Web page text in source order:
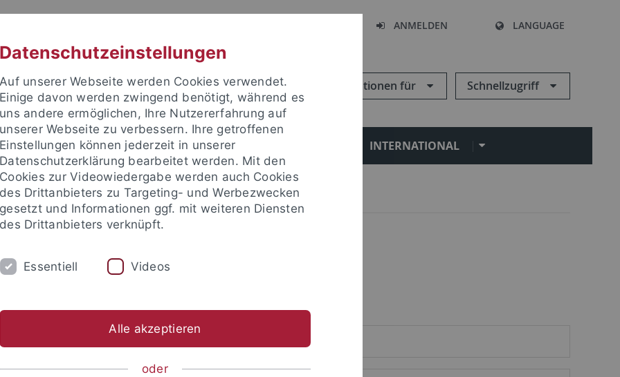
ANMELDEN LANGUAGE
Informationen für Schnellzugriff
FORSCHUNG EINRICHTUNGEN INTERNATIONAL
um sich anzumelden:
Datenschutzeinstellungen
Auf unserer Webseite werden Cookies verwendet.
Einige davon werden zwingend benötigt, während es
uns andere ermöglichen, Ihre Nutzererfahrung auf
unserer Webseite zu verbessern. Ihre getroffenen
Einstellungen können jederzeit in unserer
Datenschutzerklärung bearbeitet werden. Mit den
Cookies zur Videowiedergabe werden auch Cookies
des Drittanbieters zu Targeting- und Werbezwecken
gesetzt und Informationen ggf. mit weiteren Diensten
des Drittanbieters verknüpft.
Essentiell Videos
Alle akzeptieren
oder